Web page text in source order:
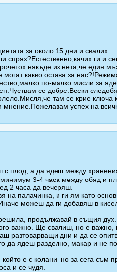
за около 15 дни и свалих
спрях?Естественно,качих ги и
някъде из нета,че един
какво остава за
по-малко мисли за
се добре.Всеки
там се крие ключа
мнение.Пожелавам успех на
с плод, а да ядеш между
3-4 часа между обяд и
2 часа да вечеряш.
на палачинка, и ги ям като
можеш да ги добавяш в
продължавай в същия дух.
важно. Ще свалиш, но е важно,
разтоварващи дни и да се
да ядеш разделно, макар и не
е с колани, но за сега съм
и се чудя.